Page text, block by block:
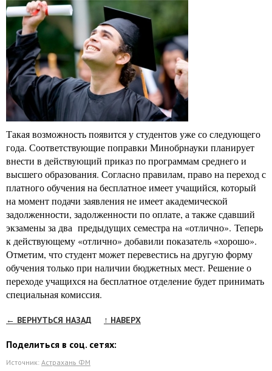
Такая возможность появится у студентов уже со следующего
года. Соответствующие поправки Минобрнауки планирует
внести в действующий приказ по программам среднего и
высшего образования. Согласно правилам, право на переход с
платного обучения на бесплатное имеет учащийся, который
на момент подачи заявления не имеет академической
задолженности, задолженности по оплате, а также сдавший
экзамены за два предыдущих семестра на «отлично». Теперь
к действующему «отлично» добавили показатель «хорошо».
Отметим, что студент может перевестись на другую форму
обучения только при наличии бюджетных мест. Решение о
переходе учащихся на бесплатное отделение будет принимать
специальная комиссия.
← ВЕРНУТЬСЯ НАЗАД ↑ НАВЕРХ
Поделиться в соц. сетях:
Источник: Астрахань ФМ